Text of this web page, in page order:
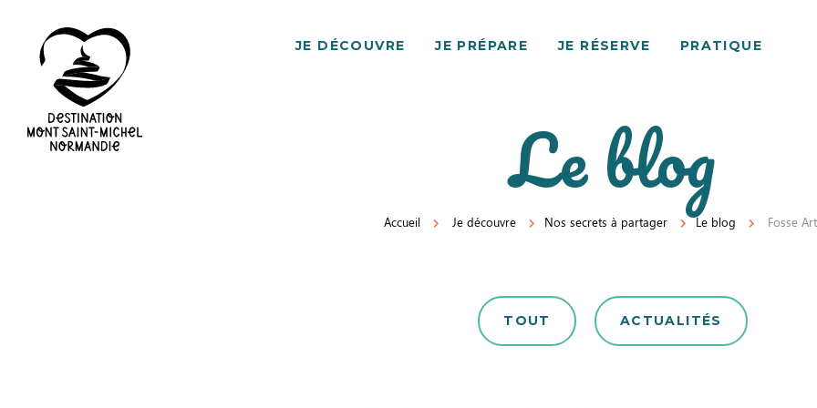
JE DÉCOUVRE JE PRÉPARE JE RÉSERVE PRATIQUE
Le blog
Accueil Je découvre Nos secrets à partager Le blog Fosse
TOUT ACTUALITÉS